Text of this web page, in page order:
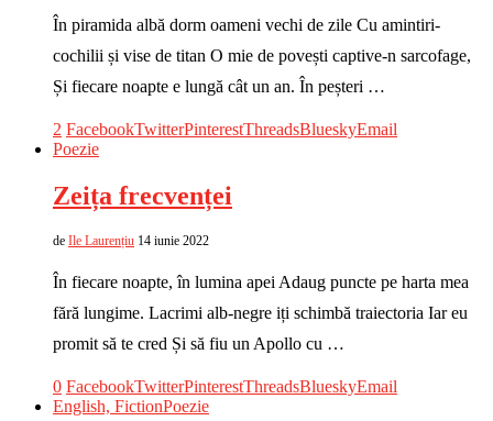
În piramida albă dorm oameni vechi de zile Cu amintiri-
cochilii și vise de titan O mie de povești captive-n sarcofage,
Și fiecare noapte e lungă cât un an. În peșteri …
2 FacebookTwitterPinterestThreadsBlueskyEmail
Poezie
Zeița frecvenței
de Ile Laurențiu 14 iunie 2022
În fiecare noapte, în lumina apei Adaug puncte pe harta mea
fără lungime. Lacrimi alb-negre iți schimbă traiectoria Iar eu
promit să te cred Și să fiu un Apollo cu …
0 FacebookTwitterPinterestThreadsBlueskyEmail
English, FictionPoezie